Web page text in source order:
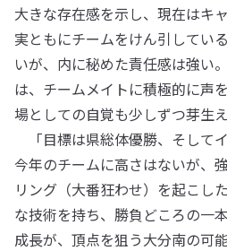
大きな存在感を示し、現在はキ
実ともにチームをけん引してい
いが、内に秘めた責任感は強い
は、チームメイトに積極的に声
場としての自覚も少しずつ芽生
「目標は県総体優勝、そして
今年のチームに高さはないが、
リング（大番狂わせ）を起こし
な技術を持ち、勝負どころの一
成長が、頂点を狙う大分南の可